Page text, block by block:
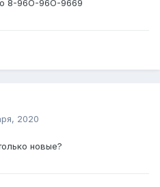
8-96O-96О-9669
2020
новые?